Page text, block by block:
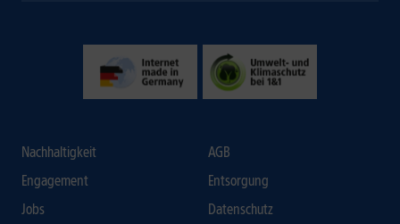
Nachhaltigkeit
Engagement
Jobs
AGB
Entsorgung
Datenschutz